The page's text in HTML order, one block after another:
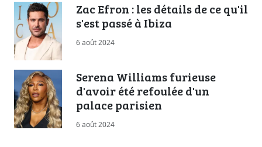
Zac Efron : les détails de ce qu'il
s'est passé à Ibiza
6 août 2024
Serena Williams furieuse
d'avoir été refoulée d'un
palace parisien
6 août 2024